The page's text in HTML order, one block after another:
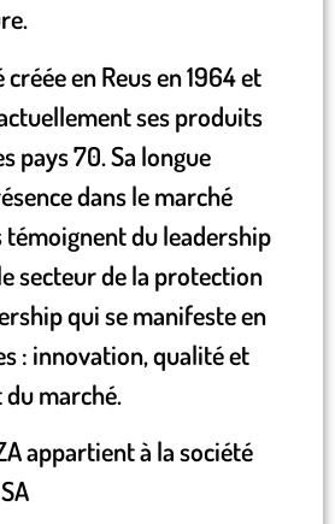
en Reus en 1964 et
ses produits
pays 70. Sa longue
dans le marché
du leadership
secteur de la protection
qui se manifeste en
: innovation, qualité et
marché.
appartient à la société